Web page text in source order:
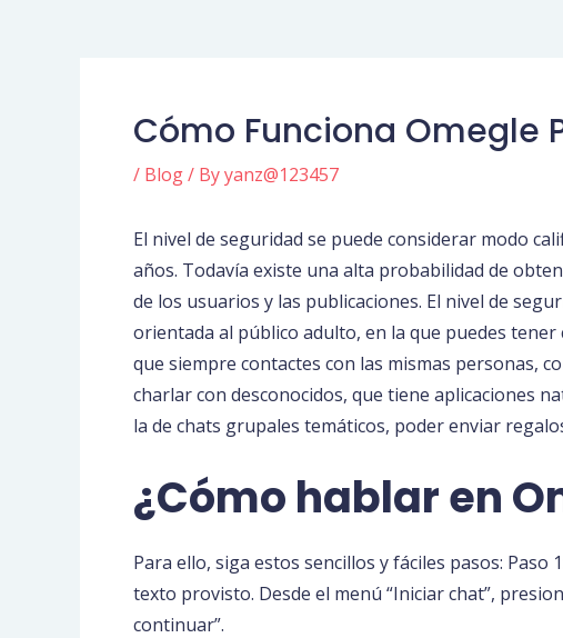
Cómo Funciona Omegle
/ Blog/ Byyanz@123457
El nivel de seguridad se puede considerar modo
años. Todavía existe una alta probabilidad de
de los usuarios y las publicaciones. El nivel de
orientada al público adulto, en la que puedes
que siempre contactes con las mismas personas,
charlar con desconocidos, que tiene aplicaciones
la de chats grupales temáticos, poder enviar
¿Cómo hablar en
Para ello, siga estos sencillos y fáciles pasos:
texto provisto. Desde el menú “Iniciar chat”,
continuar”.